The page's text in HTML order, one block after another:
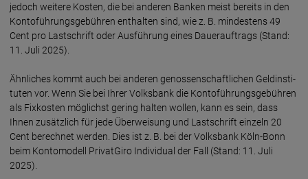
jedoch weitere Kosten, die bei anderen Banken meist bereits in den
Konto­führungs­gebühren ent­halten sind, wie z. B. mindes­tens 49
Cent pro Last­schrift oder Ausführung eines Dauer­auftrags (Stand:
11. Juli 2025).
Ähnliches kommt auch bei anderen genossen­schaft­lichen Geld­insti­
tuten vor. Wenn Sie bei Ihrer Volks­bank die Konto­führungs­gebühren
als Fix­kosten möglichst gering halten wollen, kann es sein, dass
Ihnen zusätz­lich für jede Über­weisung und Last­schrift einzeln 20
Cent berechnet werden. Dies ist z. B. bei der Volksbank Köln-Bonn
beim Konto­modell PrivatGiro Individual der Fall (Stand: 11. Juli
2025).